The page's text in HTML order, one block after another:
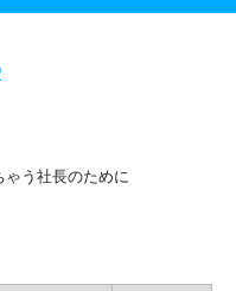
う社長のために